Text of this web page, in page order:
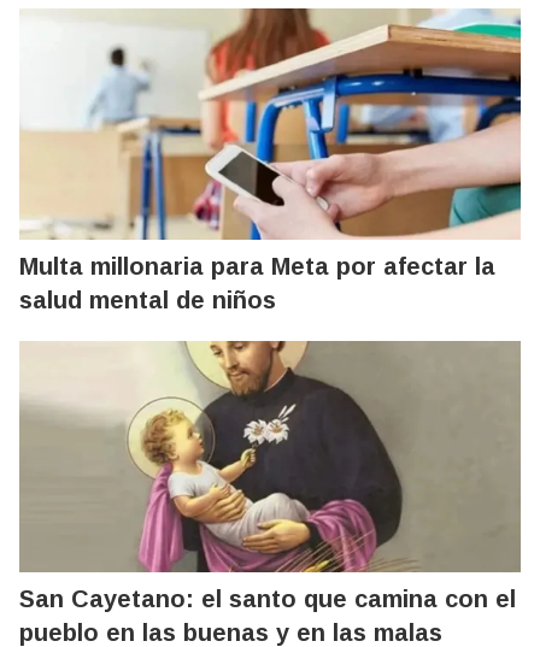
Multa millonaria para Meta por afectar la
salud mental de niños
San Cayetano: el santo que camina con el
pueblo en las buenas y en las malas